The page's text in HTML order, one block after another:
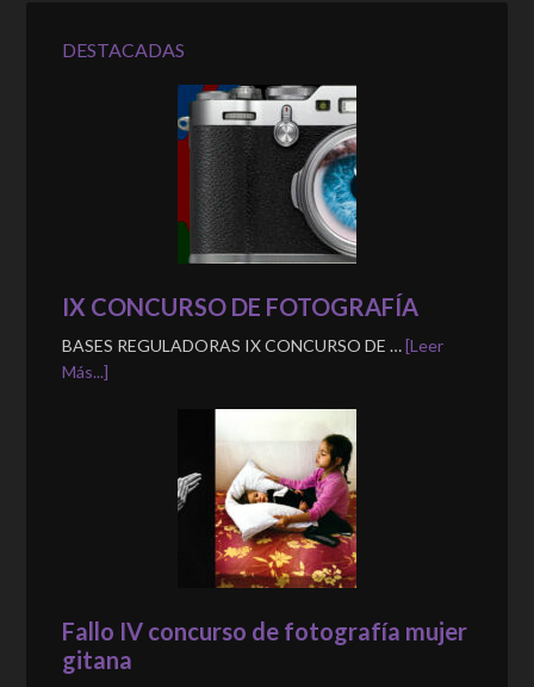
DESTACADAS
IX CONCURSO DE FOTOGRAFÍA
BASES REGULADORAS IX CONCURSO DE …[Leer
Más...]
Fallo IV concurso de fotografía mujer
gitana